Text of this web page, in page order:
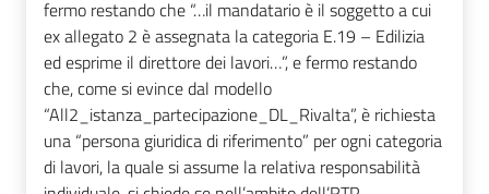
fermo restando che “…il mandatario è il soggetto a cui
ex allegato 2 è assegnata la categoria E.19 – Edilizia
ed esprime il direttore dei lavori…”, e fermo restando
che, come si evince dal modello
“All2_istanza_partecipazione_DL_Rivalta”, è richiesta
una “persona giuridica di riferimento” per ogni categoria
di lavori, la quale si assume la relativa responsabilità